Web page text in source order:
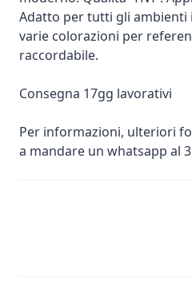
Adatto per tutti gli ambienti
varie colorazioni per
raccordabile.
Consegna 17gg lavorativi
Per informazioni, ulteriori
a mandare un whatsapp al